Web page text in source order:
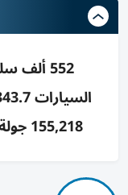
155,218 جولة و7,702 مخالفة و3,140 شكوى